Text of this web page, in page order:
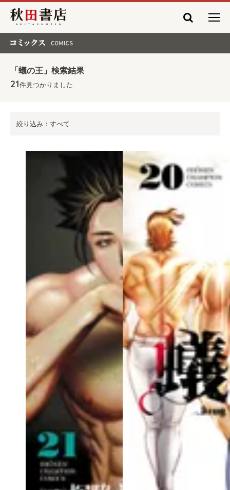
秋田書店
「蟻の王」検索結果
21件見つかりました
絞り込み：すべて